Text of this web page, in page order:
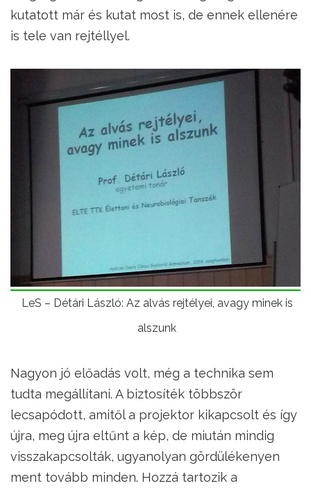
kutatott már és kutat most is, de ennek ellenére
is tele van rejtéllyel.
LeS – Détári László: Az alvás rejtélyei, avagy minek is
alszunk
Nagyon jó előadás volt, még a technika sem
tudta megállítani. A biztosíték többször
lecsapódott, amitől a projektor kikapcsolt és így
újra, meg újra eltűnt a kép, de miután mindig
visszakapcsolták, ugyanolyan gördülékenyen
ment tovább minden. Hozzá tartozik a